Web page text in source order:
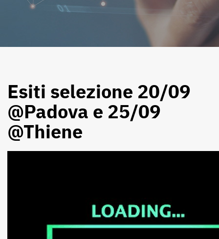
Esiti selezione 20/09
@Padova e 25/09
@Thiene